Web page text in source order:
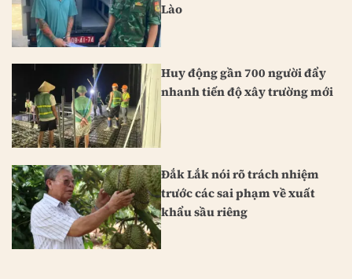
Lào
Huy động gần 700 người đẩy
nhanh tiến độ xây trường mới
Đắk Lắk nói rõ trách nhiệm
trước các sai phạm về xuất
khẩu sầu riêng